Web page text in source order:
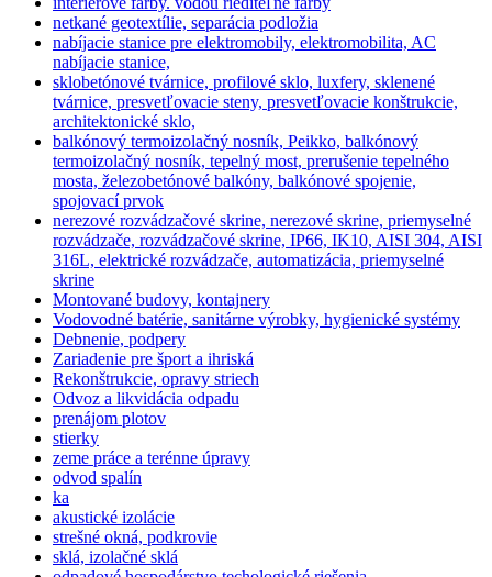
netkané geotextílie, separácia podložia
nabíjacie stanice pre elektromobily, elektromobilita, AC
nabíjacie stanice,
sklobetónové tvárnice, profilové sklo, luxfery, sklenené
tvárnice, presvetľovacie steny, presvetľovacie konštrukcie,
architektonické sklo,
balkónový termoizolačný nosník, Peikko, balkónový
termoizolačný nosník, tepelný most, prerušenie tepelného
mosta, železobetónové balkóny, balkónové spojenie,
spojovací prvok
nerezové rozvádzačové skrine, nerezové skrine, priemyselné
rozvádzače, rozvádzačové skrine, IP66, IK10, AISI 304, AISI
316L, elektrické rozvádzače, automatizácia, priemyselné
skrine
Montované budovy, kontajnery
Vodovodné batérie, sanitárne výrobky, hygienické systémy
Debnenie, podpery
Zariadenie pre šport a ihriská
Rekonštrukcie, opravy striech
Odvoz a likvidácia odpadu
prenájom plotov
stierky
zeme práce a terénne úpravy
odvod spalín
ka
akustické izolácie
strešné okná, podkrovie
sklá, izolačné sklá